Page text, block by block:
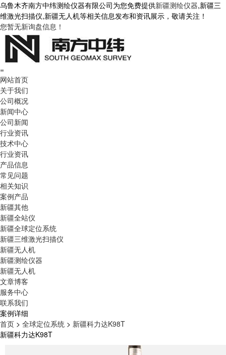
乌鲁木齐南方中纬测绘仪器有限公司为您免费提供新疆测绘仪器,新疆三
维激光扫描仪,新疆无人机等相关信息发布和资讯展示，敬请关注！
您暂无新询盘信息！
=
网站首页
关于我们
公司概况
新闻中心
公司新闻
行业资讯
技术中心
行业资讯
产品信息
常见问题
相关知识
案例产品
新疆其他
新疆全站仪
新疆全球定位系统
新疆三维激光扫描仪
新疆无人机
新疆测绘仪器
新疆无人机
文章博客
服务中心
联系我们
案例详细
首页 > 全球定位系统 > 新疆科力达K98T
新疆科力达K98T